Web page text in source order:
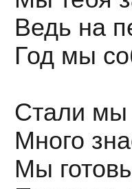
Ведь на
Год мы
Стали мы
Много
Мы